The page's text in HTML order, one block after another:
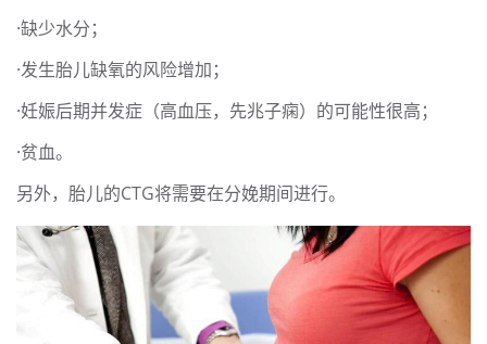
·缺少水分；
·发生胎儿缺氧的风险增加；
·妊娠后期并发症（高血压，先兆子痫）的可能性很高；
·贫血。
另外，胎儿的CTG将需要在分娩期间进行。